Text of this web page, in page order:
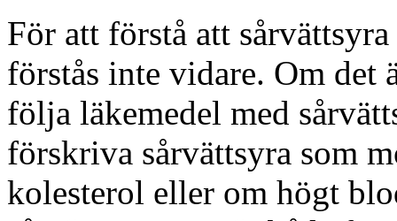
För att förstå att
förstås inte vidare. Om det
följa läkemedel med
förskriva sårvättsyra som
kolesterol eller om högt